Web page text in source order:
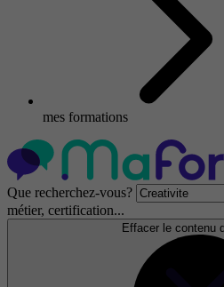
mes formations
Que recherchez-vous?
métier, certification...
Effacer le contenu